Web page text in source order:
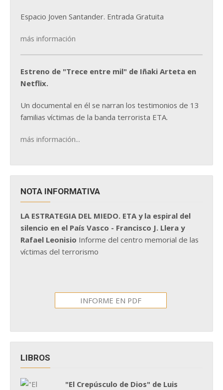
Espacio Joven Santander. Entrada Gratuita
más información
Estreno de "Trece entre mil" de Iñaki Arteta en
Netflix.
Un documental en él se narran los testimonios de 13
familias víctimas de la banda terrorista ETA.
más información...
NOTA INFORMATIVA
LA ESTRATEGIA DEL MIEDO. ETA y la espiral del
silencio en el País Vasco - Francisco J. Llera y
Rafael Leonisio Informe del centro memorial de las
víctimas del terrorismo
INFORME EN PDF
LIBROS
"El Crepúsculo de Dios" de Luis